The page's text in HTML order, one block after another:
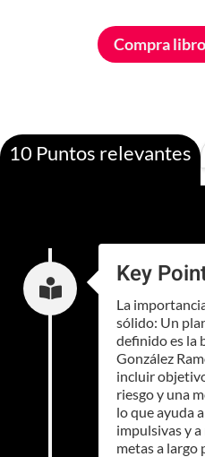
Compra
10 Puntos relevantes
 Key
La
sólido: Un
definido es la
González
incluir
riesgo y una
lo que ayuda
impulsivas y
metas a largo